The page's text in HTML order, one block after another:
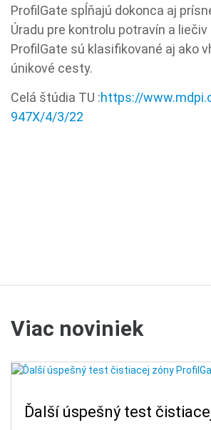
ProfilGate spĺňajú dokonca aj
Úradu pre kontrolu potravín a liečiv
ProfilGate sú klasifikované aj ako
únikové cesty.
Celá štúdia TU :https://
947X/4/3/22
Viac noviniek